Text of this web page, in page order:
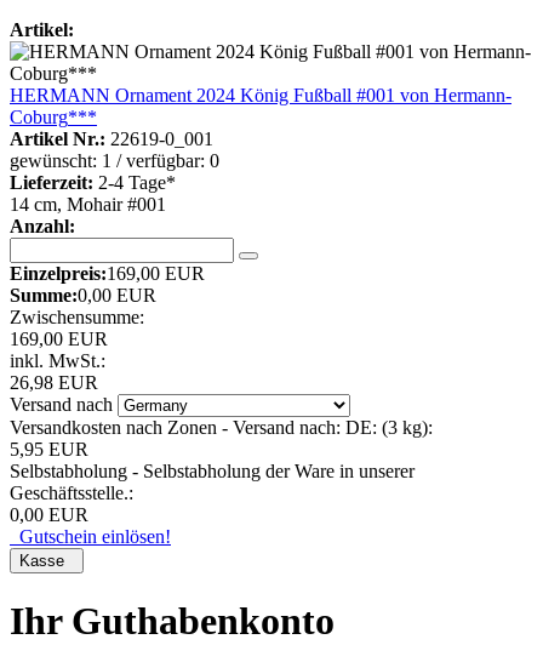
Artikel:
HERMANN Ornament 2024 König Fußball #001 von Hermann-
Coburg***
Artikel Nr.: 22619-0_001
gewünscht: 1 / verfügbar: 0
Lieferzeit: 2-4 Tage*
14 cm, Mohair #001
Anzahl:
Einzelpreis:169,00 EUR
Summe:0,00 EUR
Zwischensumme:
169,00 EUR
inkl. MwSt.:
26,98 EUR
Versand nach
Versandkosten nach Zonen - Versand nach: DE: (3 kg):
5,95 EUR
Selbstabholung - Selbstabholung der Ware in unserer
Geschäftsstelle.:
0,00 EUR
Gutschein einlösen!
Kasse
Ihr Guthabenkonto